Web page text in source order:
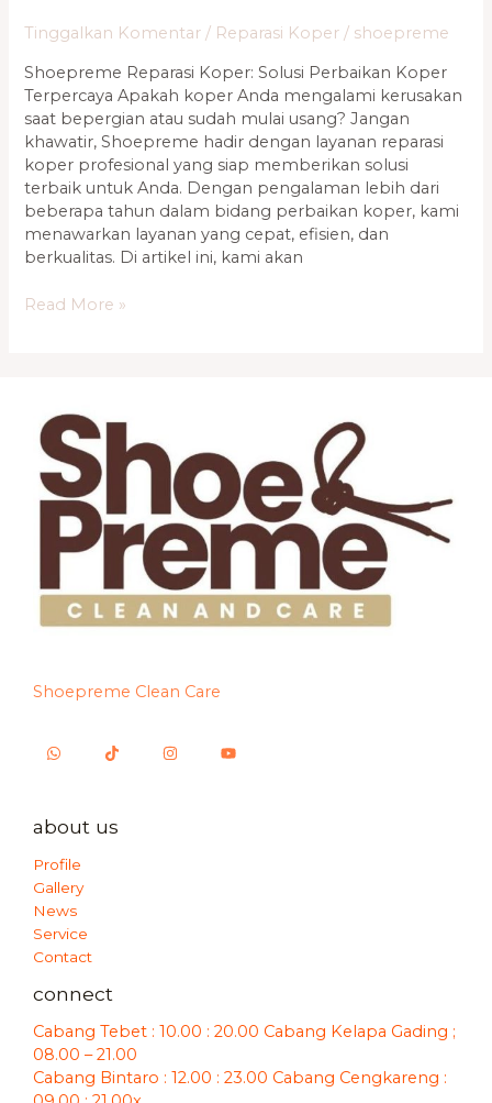
Tinggalkan Komentar / Reparasi Koper / shoepreme
Shoepreme Reparasi Koper: Solusi Perbaikan Koper
Terpercaya Apakah koper Anda mengalami kerusakan
saat bepergian atau sudah mulai usang? Jangan
khawatir, Shoepreme hadir dengan layanan reparasi
koper profesional yang siap memberikan solusi
terbaik untuk Anda. Dengan pengalaman lebih dari
beberapa tahun dalam bidang perbaikan koper, kami
menawarkan layanan yang cepat, efisien, dan
berkualitas. Di artikel ini, kami akan
Read More »
Shoepreme Clean Care
about us
Profile
Gallery
News
Service
Contact
connect
Cabang Tebet : 10.00 : 20.00 Cabang Kelapa Gading ;
08.00 – 21.00
Cabang Bintaro : 12.00 : 23.00 Cabang Cengkareng :